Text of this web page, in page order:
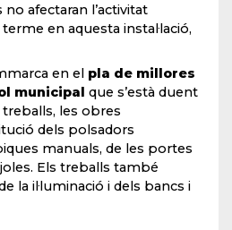
afectaran l’activitat
en aquesta instal·lació,
en el pla de millores
municipal que s’està duent
les obres
dels polsadors
manuals, de les portes
Els treballs també
la il·luminació i dels bancs i